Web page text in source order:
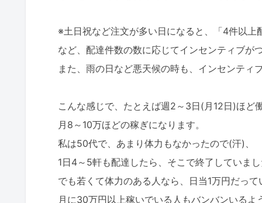
※土日祝など注文が多い日になると、「4件以
など、配達件数の数に応じてインセンティブが
また、雨の日など悪天候の時も、インセンティ
こんな感じで、たとえば週2～3日(月12日)ほど
月8～10万ほどの稼ぎになります。
私は50代で、あまり体力もなかったので(汗)、
1日4～5軒も配達したら、そこで終了していま
でも若くて体力のある人なら、日当1万円だって
月に30万円以上稼いでいる人もバンバンいるよ